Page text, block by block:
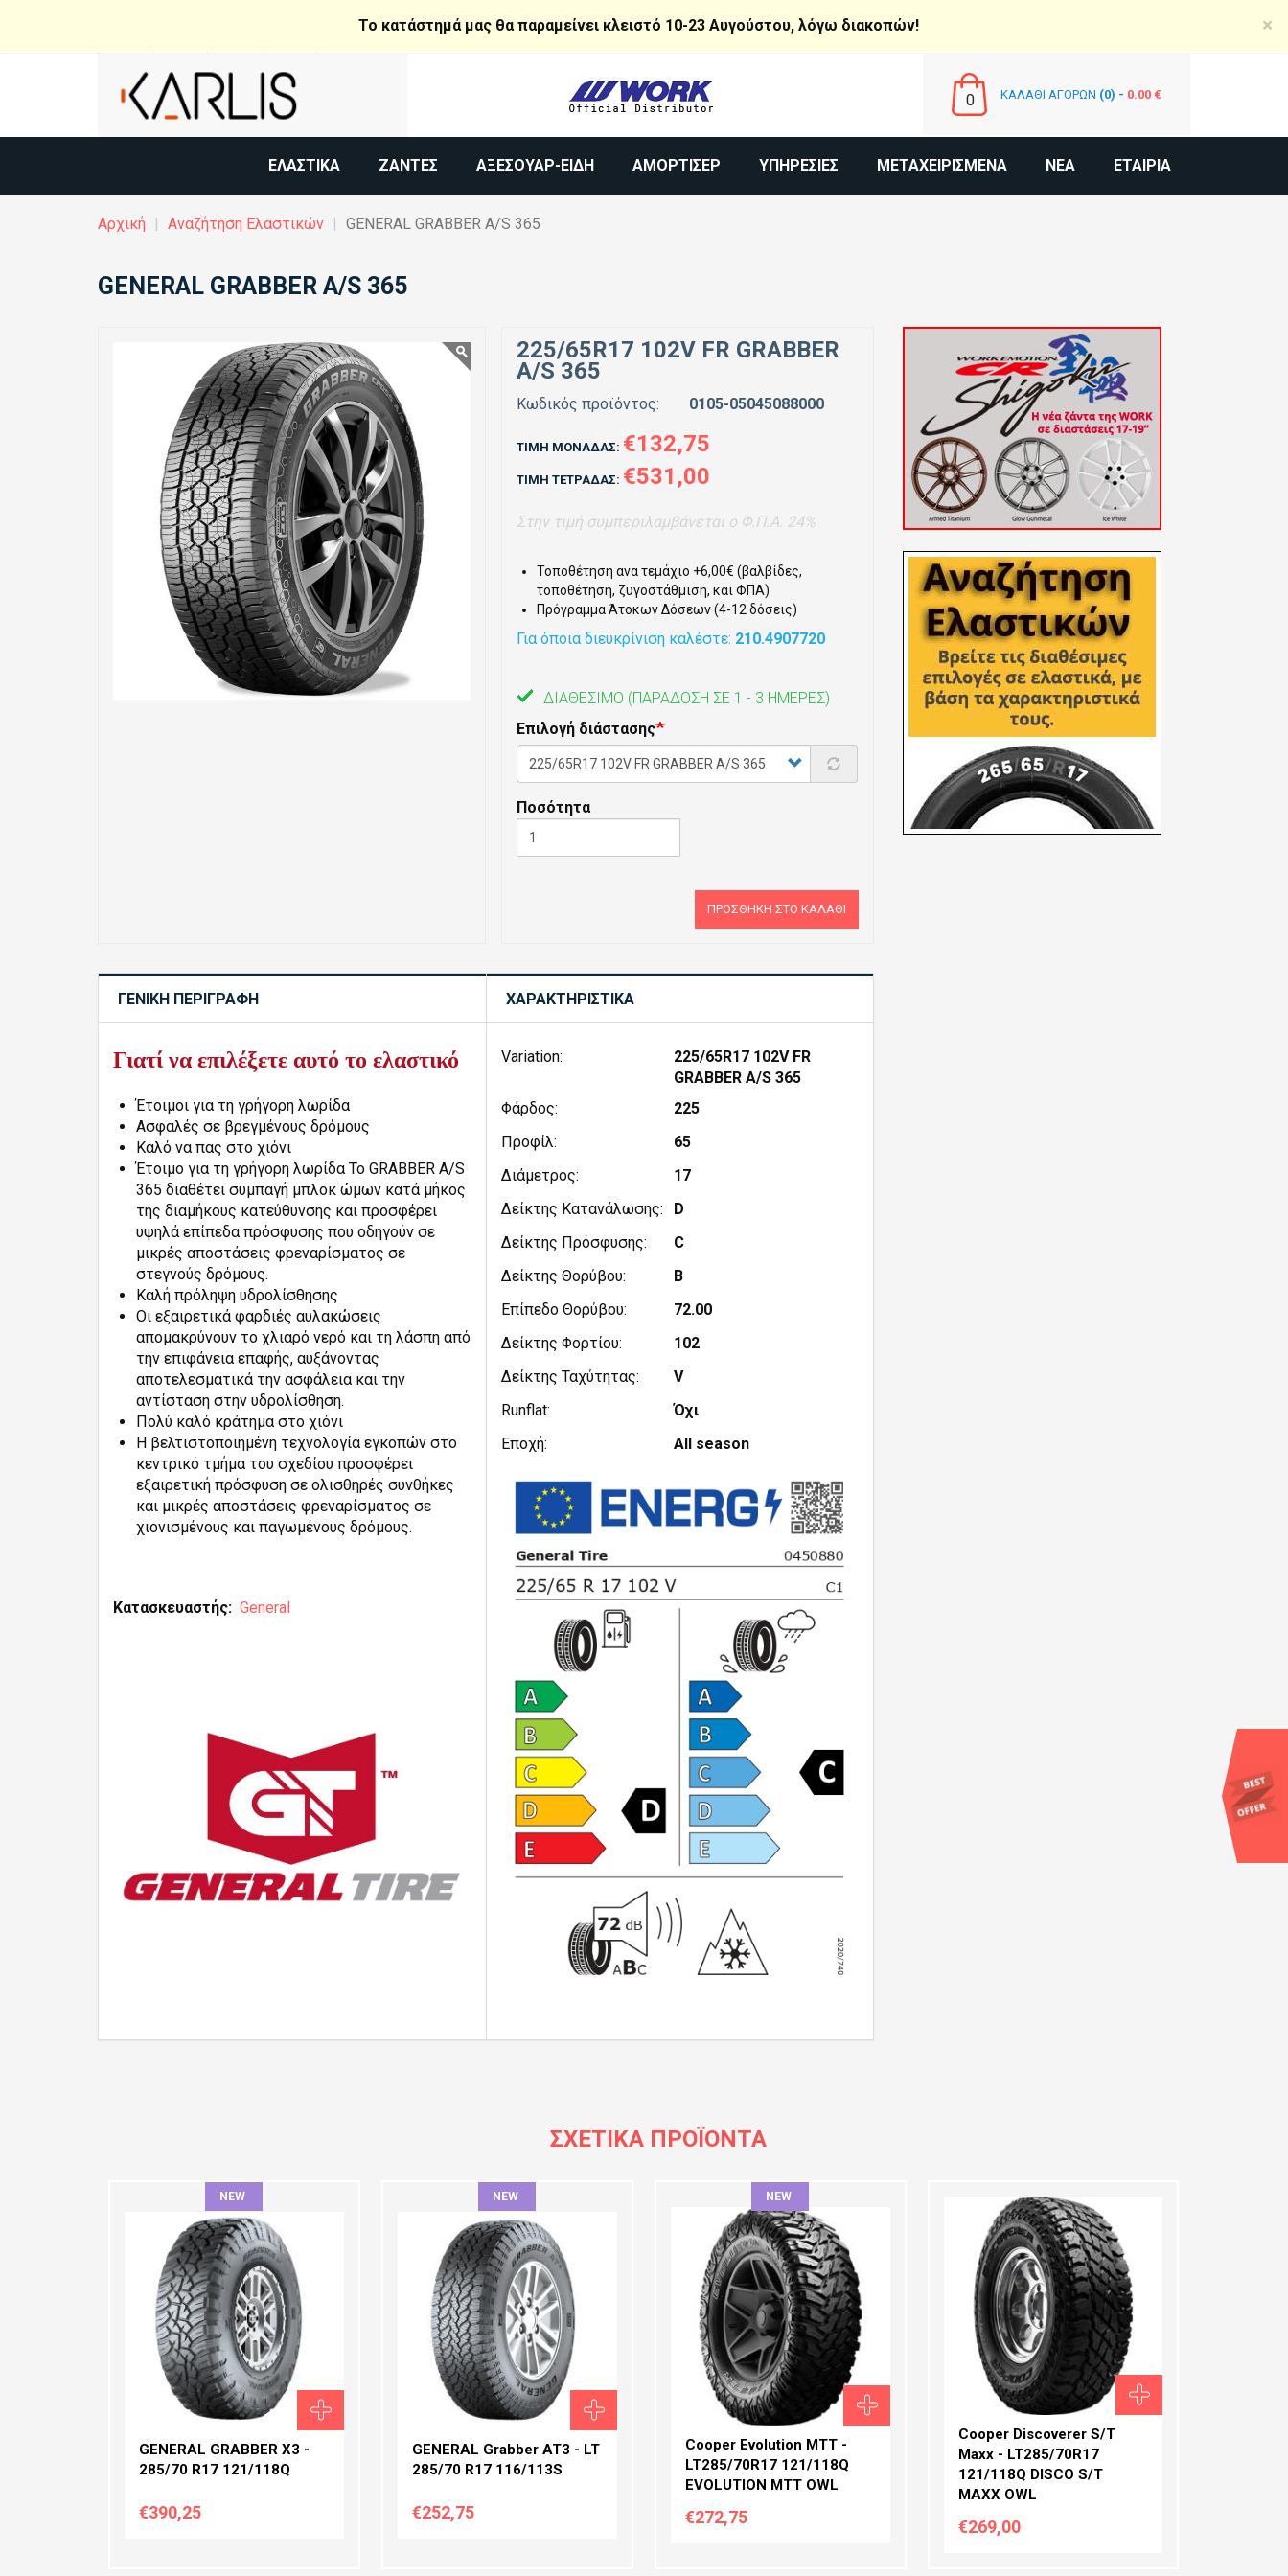
το
Το κατάστημά μας θα παραμείνει κλειστό 10-23 Αυγούστου, λόγω διακοπών! ×
0 ΚΑΛΑΘΙ ΑΓΟΡΩΝ (0) - 0.00 €
ΕΛΑΣΤΙΚΆ ΖΆΝΤΕΣ ΑΞΕΣΟΥΆΡ-ΕΊΔΗ ΑΜΟΡΤΙΣΈΡ ΥΠΗΡΕΣΊΕΣ ΜΕΤΑΧΕΙΡΙΣΜΈΝΑ ΝΈΑ ΕΤΑΙΡΊΑ
Αρχική Αναζήτηση Ελαστικών GENERAL GRABBER A/S 365
GENERAL GRABBER A/S 365
225/65R17 102V FR GRABBER
A/S 365
Κωδικός προϊόντος: 0105-05045088000
ΤΙΜΉ ΜΟΝΆΔΑΣ: €132,75
ΤΙΜΉ ΤΕΤΡΆΔΑΣ: €531,00
Στην τιμή συμπεριλαμβάνεται ο Φ.Π.Α. 24%
Τοποθέτηση ανα τεμάχιο +6,00€ (βαλβίδες,
τοποθέτηση, ζυγοστάθμιση, και ΦΠΑ)
Πρόγραμμα Άτοκων Δόσεων (4-12 δόσεις)
Για όποια διευκρίνιση καλέστε: 210.4907720
ΔΙΑΘΈΣΙΜΟ (ΠΑΡΆΔΟΣΗ ΣΕ 1 - 3 ΗΜΈΡΕΣ)
Επιλογή διάστασης
Ποσότητα
ΠΡΟΣΘΉΚΗ ΣΤΟ ΚΑΛΆΘΙ
ΓΕΝΙΚΉ ΠΕΡΙΓΡΑΦΉ
Description
and
Γιατί να επιλέξετε αυτό το ελαστικό
Έτοιμοι για τη γρήγορη λωρίδα
Ασφαλές σε βρεγμένους δρόμους
Καλό να πας στο χιόνι
Έτοιμο για τη γρήγορη λωρίδα Το GRABBER A/S
365 διαθέτει συμπαγή μπλοκ ώμων κατά μήκος
της διαμήκους κατεύθυνσης και προσφέρει
υψηλά επίπεδα πρόσφυσης που οδηγούν σε
μικρές αποστάσεις φρεναρίσματος σε
στεγνούς δρόμους.
Καλή πρόληψη υδρολίσθησης
Οι εξαιρετικά φαρδιές αυλακώσεις
απομακρύνουν το χλιαρό νερό και τη λάσπη από
την επιφάνεια επαφής, αυξάνοντας
αποτελεσματικά την ασφάλεια και την
αντίσταση στην υδρολίσθηση.
Πολύ καλό κράτημα στο χιόνι
Η βελτιστοποιημένη τεχνολογία εγκοπών στο
κεντρικό τμήμα του σχεδίου προσφέρει
εξαιρετική πρόσφυση σε ολισθηρές συνθήκες
και μικρές αποστάσεις φρεναρίσματος σε
χιονισμένους και παγωμένους δρόμους.
Κατασκευαστής General
ΧΑΡΑΚΤΗΡΙΣΤΙΚΆ
Variation:
225/65R17 102V FR
GRABBER A/S 365
Φάρδος:
225
Προφίλ:
65
Διάμετρος:
17|17
Δείκτης Κατανάλωσης:
D
Δείκτης Πρόσφυσης:
C
Δείκτης Θορύβου:
B
Επίπεδο Θορύβου:
72.00
Δείκτης Φορτίου:
102
Δείκτης Ταχύτητας:
V
Runflat:
Όχι
Εποχή:
All season
ΣΧΕΤΙΚΆ ΠΡΟΪΌΝΤΑ
GENERAL GRABBER X3 -
285/70 R17 121/118Q
€390,25
ΠΛΆΤΟΣ:
ΠΡΟΦΊΛ:
ΔΙΆΜΕΤΡΟΣ:
NEW
GENERAL Grabber AT3 - LT
285/70 R17 116/113S
€252,75
ΠΛΆΤΟΣ:
ΠΡΟΦΊΛ:
ΔΙΆΜΕΤΡΟΣ:
NEW
Cooper Evolution MTT -
LT285/70R17 121/118Q
EVOLUTION MTT OWL
€272,75
ΠΛΆΤΟΣ:
ΠΡΟΦΊΛ:
ΔΙΆΜΕΤΡΟΣ:
NEW
Cooper Discoverer S/T
Maxx - LT285/70R17
121/118Q DISCO S/T
MAXX OWL
€269,00
ΠΛΆΤΟΣ:
ΠΡΟΦΊΛ:
ΔΙΆΜΕΤΡΟΣ: